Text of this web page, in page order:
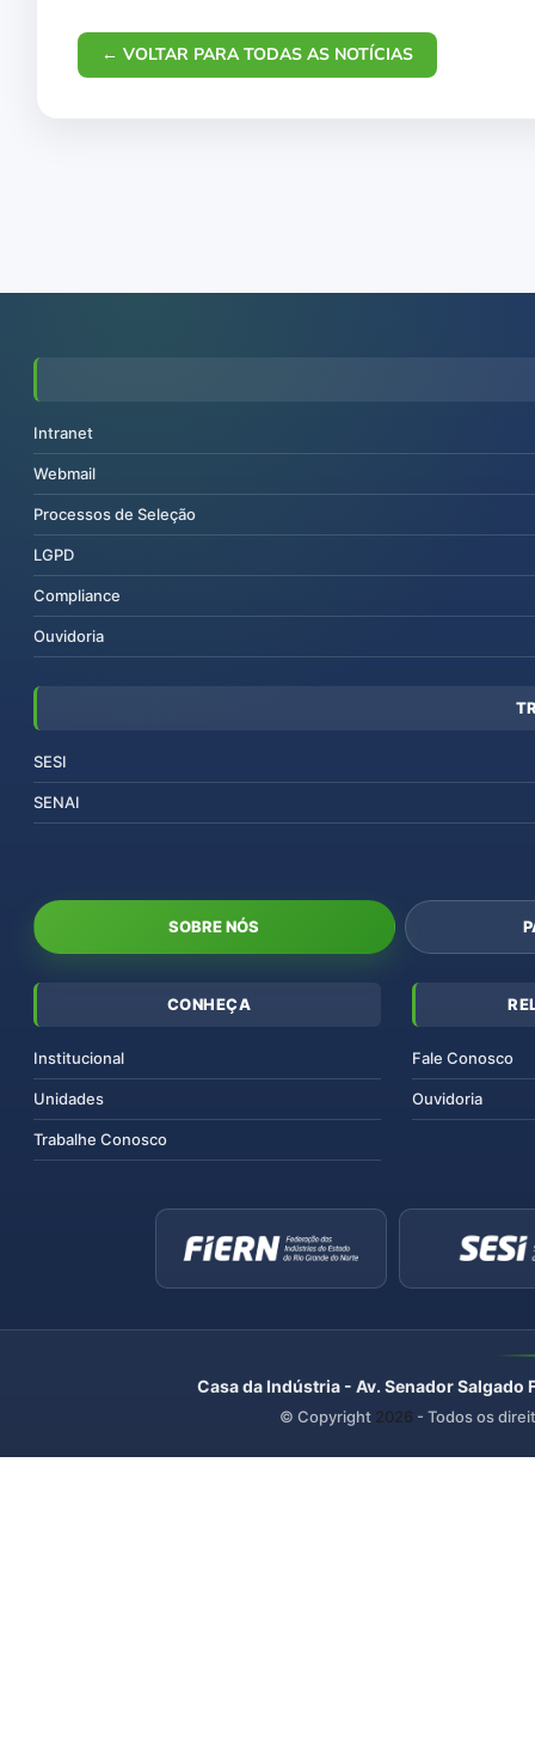
← VOLTAR PARA TODAS AS NOTÍCIAS
Intranet
Webmail
Processos de Seleção
LGPD
Compliance
Ouvidoria
SESI
SENAI
SOBRE NÓS
CONHEÇA
Institucional
Unidades
Trabalhe Conosco
Fale Conosco
Ouvidoria
Casa da Indústria - Av. Senador
© Copyright 2026 - Todos os